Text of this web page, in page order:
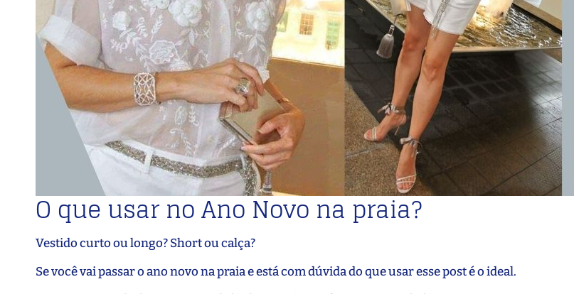
O que usar no Ano Novo na praia?
Vestido curto ou longo? Short ou calça?
Se você vai passar o ano novo na praia e está com dúvida do que usar esse post é o ideal.